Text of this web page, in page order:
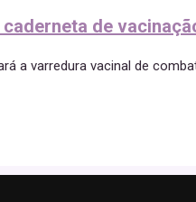
de
a varredura vacinal de